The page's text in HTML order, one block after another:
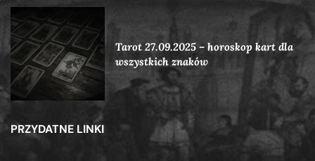
Tarot 27.09.2025 – horoskop kart dla
wszystkich znaków
PRZYDATNE LINKI